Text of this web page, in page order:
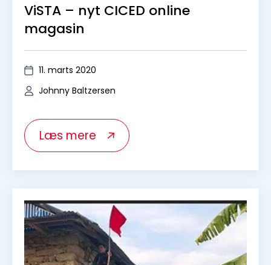
ViSTA – nyt CICED online
magasin
11. marts 2020
Johnny Baltzersen
Læs mere